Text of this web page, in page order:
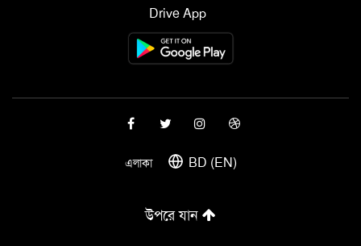
Drive App
এলাকা BD (EN)
উপরে যান